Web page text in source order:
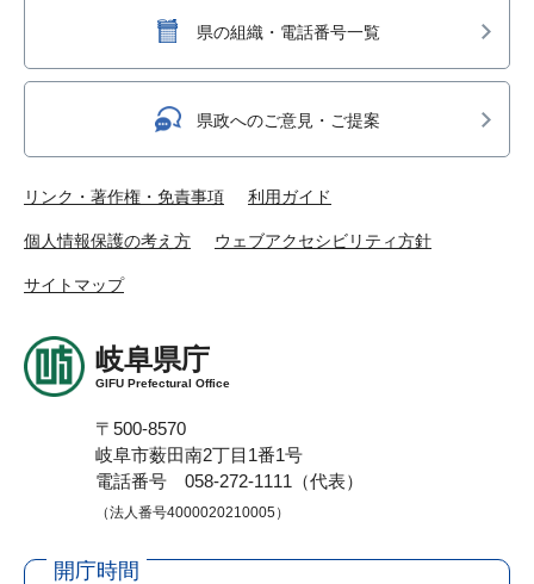
県の組織・電話番号一覧
県政へのご意見・ご提案
リンク・著作権・免責事項 利用ガイド
個人情報保護の考え方 ウェブアクセシビリティ方針
サイトマップ
岐阜県庁
GIFU Prefectural Office
〒500-8570
岐阜市薮田南2丁目1番1号
電話番号 058-272-1111（代表）
（法人番号4000020210005）
開庁時間